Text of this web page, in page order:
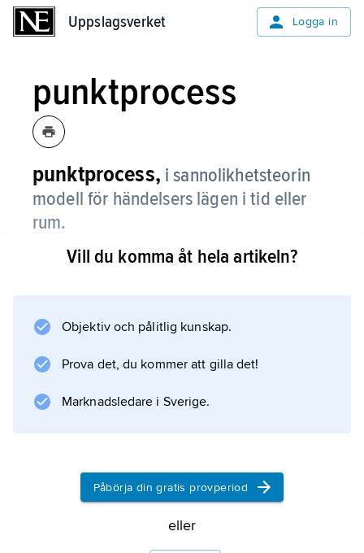
Uppslagsverket Logga in
punktprocess
punktprocess, i sannolikhetsteorin
modell för händelsers lägen i tid eller
rum.
Den viktigaste punktprocessen är
slumpmässigt. Punktprocesser används bl.a.
kan vara tidpunkter för ankomst av kunder till
en kö eller telefonsamtal till en växel.
Information om artikeln
Vill du komma åt hela artikeln?
Objektiv och pålitlig kunskap.
Prova det, du kommer att gilla det!
Marknadsledare i Sverige.
Påbörja din gratis provperiod
eller